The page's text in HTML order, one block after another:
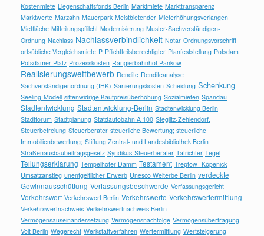
Kostenmiete Liegenschaftsfonds Berlin Marktmiete Markttransparenz
Marktwerte Marzahn Mauerpark Meistbietender Mieterhöhungsverlangen
Mietfläche Mitteilungspflilcht Modernisierung Muster-Sachverständigen-
Ordnung Nachlass Nachlassverbindlichkeit Notar Ordnungsvorschrift
ortsübliche Vergleichsmiete P Pflichtteilsberechtigter Planfeststellung Potsdam
Potsdamer Platz Prozesskosten Rangierbahnhof Pankow
Realisierungswettbewerb Rendite Renditeanalyse
Sachverständigenordnung (IHK) Sanierungskosten Scheidung Schenkung
Seeling-Modell sittenwidrige Kaufpreisüberhöhung Sozialmieten Spandau
Stadtentwicklung Stadtentwicklung-Berlin Stadtenwicklung Berlin
Stadtforum Stadtplanung Statdautobahn A 100 Steglitz-Zehlendorf.
Steuerbefreiung Steuerberater steuerliche Bewertung; steuerliche
Immobilienbewertung; Stiftung Zentral- und Landesbibliothek Berlin
Straßenausbaubeitragsgesetz Syndikus-Steuerberater Tatrichter Tegel
Teilungserklärung Tempelhofer Damm Testament Treptow -Köpenick
Umsatzanstieg unentgeltlicher Erwerb Unesco Welterbe Berlin verdeckte
Gewinnausschüttung Verfassungsbeschwerde Verfassungsgericht
Verkehrswert Verkehrswert Berlin Verkehrswerte Verkehrswertermittlung
Verkehrswertnachweis Verkehrswertnachweis Berlin
Vermögensauseinandersetzung Vermögensnachfolge Vermögensübertragung
Volt Berlin Wegerecht Werkstattverfahren Wertermittlung Wertsteigerung